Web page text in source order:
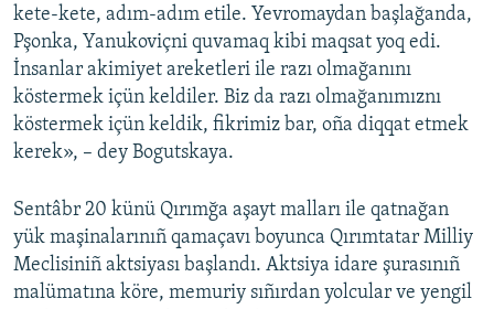
kete-kete, adım-adım etile. Yevromaydan başlağanda,
Pşonka, Yanukoviçni quvamaq kibi maqsat yoq edi.
İnsanlar akimiyet areketleri ile razı olmağanını
köstermek içün keldiler. Biz da razı olmağanımıznı
köstermek içün keldik, fikrimiz bar, oña diqqat etmek
kerek», – dey Bogutskaya.
Sentâbr 20 künü Qırımğa aşayt malları ile qatnağan
yük maşinalarınıñ qamaçavı boyunca Qırımtatar Milliy
Meclisiniñ aktsiyası başlandı. Aktsiya idare şurasınıñ
malümatına köre, memuriy sıñırdan yolcular ve yengil